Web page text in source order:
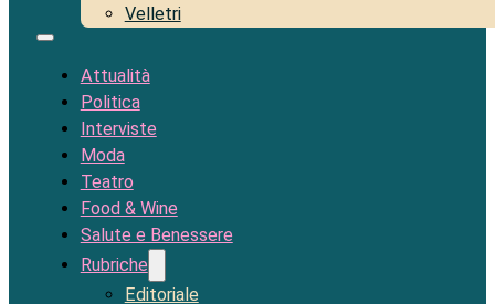
Velletri
Attualità
Politica
Interviste
Moda
Teatro
Food & Wine
Salute e Benessere
Rubriche
Editoriale